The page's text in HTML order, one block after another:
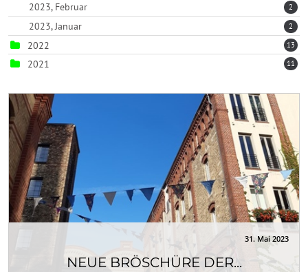
2023, Februar 2
2023, Januar 2
2022 13
2021 11
31. Mai 2023
NEUE BRÖSCHÜRE DER...